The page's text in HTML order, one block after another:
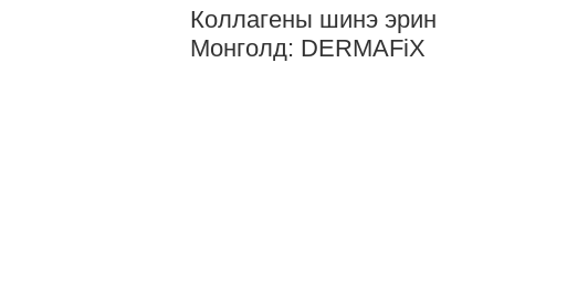
Коллагены шинэ эрин
Монголд: DERMAFiX